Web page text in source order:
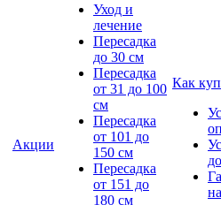
Акции
Уход и
лечение
Пересадка
до 30 см
Пересадка
от 31 до 100
см
Пересадка
от 101 до
150 см
Пересадка
от 151 до
180 см
Как